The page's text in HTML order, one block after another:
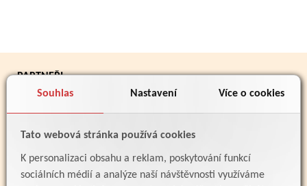
Souhlas Nastavení Více o cookies
Tato webová stránka používá cookies
K personalizaci obsahu a reklam, poskytování funkcí
sociálních médií a analýze naší návštěvnosti využíváme
PARTNEŘI